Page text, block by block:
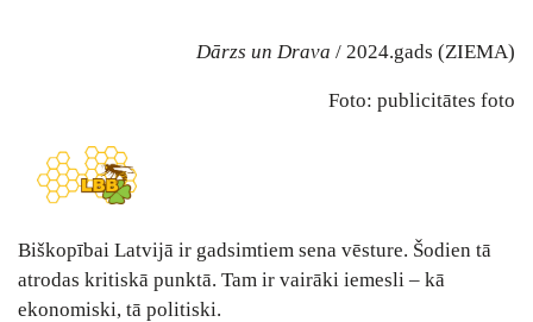
Dārzs un Drava / 2024.gads (ZIEMA)
Foto: publicitātes foto
Biškopībai Latvijā ir gadsimtiem sena vēsture. Šodien tā
atrodas kritiskā punktā. Tam ir vairāki iemesli – kā
ekonomiski, tā politiski.